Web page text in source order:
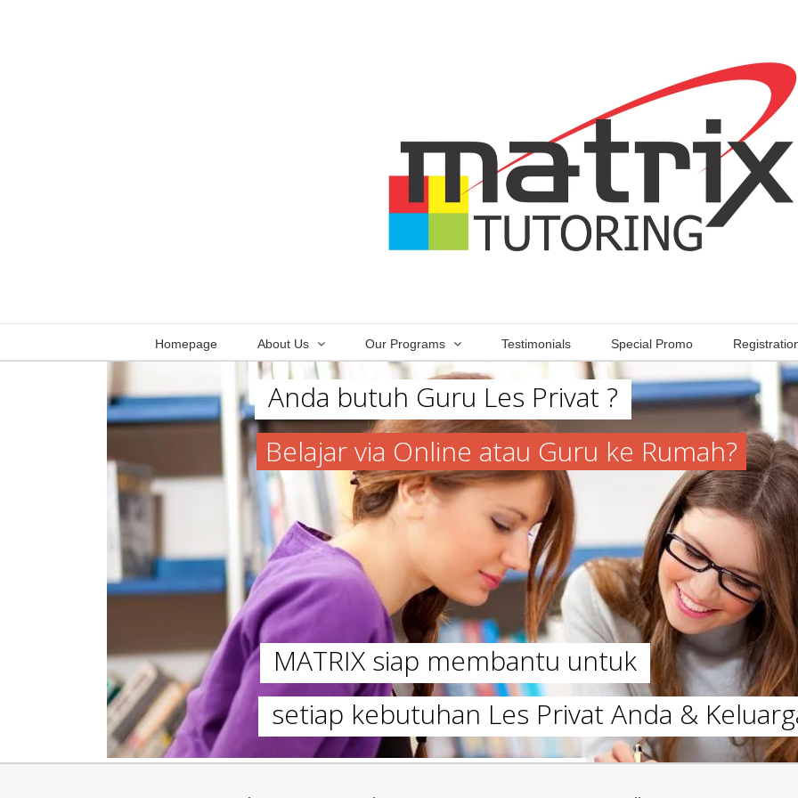
Homepage About Us Our Programs Testimonials Special Promo
Anda butuh Guru Les Privat ?
Belajar via Online atau Guru ke Rumah?
MATRIX siap membantu untuk
setiap kebutuhan Les Privat Anda &